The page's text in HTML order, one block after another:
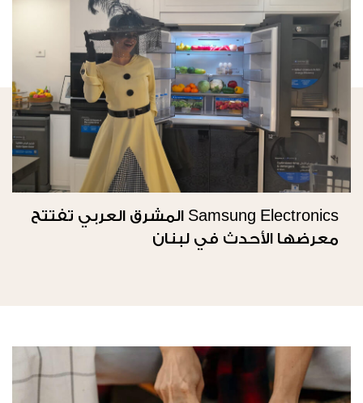
Samsung Electronics المشرق العربي تفتتح
معرضها الأحدث في لبنان